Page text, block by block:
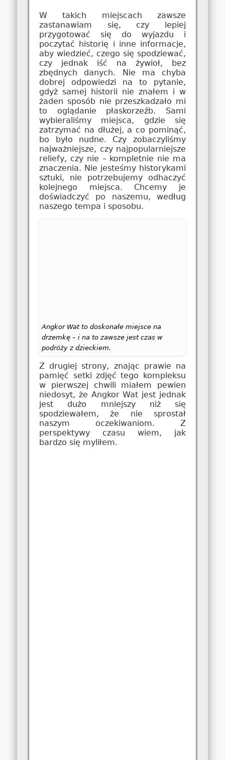
W takich miejscach zawsze
zastanawiam się, czy lepiej
przygotować się do wyjazdu i
poczytać historię i inne informacje,
aby wiedzieć, czego się spodziewać,
czy jednak iść na żywioł, bez
zbędnych danych. Nie ma chyba
dobrej odpowiedzi na to pytanie,
gdyż samej historii nie znałem i w
żaden sposób nie przeszkadzało mi
to oglądanie płaskorzeźb. Sami
wybieraliśmy miejsca, gdzie się
zatrzymać na dłużej, a co pominąć,
bo było nudne. Czy zobaczyliśmy
najważniejsze, czy najpopularniejsze
reliefy, czy nie – kompletnie nie ma
znaczenia. Nie jesteśmy historykami
sztuki, nie potrzebujemy odhaczyć
kolejnego miejsca. Chcemy je
doświadczyć po naszemu, według
naszego tempa i sposobu.
Angkor Wat to doskonałe miejsce na
drzemkę – i na to zawsze jest czas w
podróży z dzieckiem.
Z drugiej strony, znając prawie na
pamięć setki zdjęć tego kompleksu
w pierwszej chwili miałem pewien
niedosyt, że Angkor Wat jest jednak
jest dużo mniejszy niż się
spodziewałem, że nie sprostał
naszym oczekiwaniom. Z
perspektywy czasu wiem, jak
bardzo się myliłem.